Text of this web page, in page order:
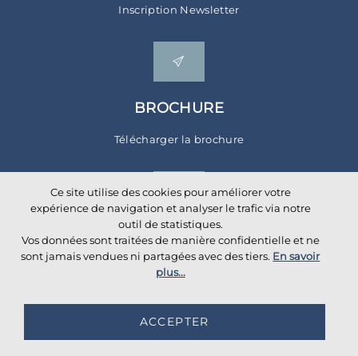
Inscription Newsletter
BROCHURE
Télécharger la brochure
Réseaux Sociaux
©2026 AKANTE. All rights reserved.
Ce site utilise des cookies pour améliorer votre
expérience de navigation et analyser le trafic via notre
outil de statistiques.
Vos données sont traitées de manière confidentielle et ne
sont jamais vendues ni partagées avec des tiers. En savoir
plus...
ACCEPTER